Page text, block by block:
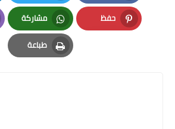
Facebook
Twitter
حفظ
Pinterest
مشاركة
Whatsapp
طباعة
Print